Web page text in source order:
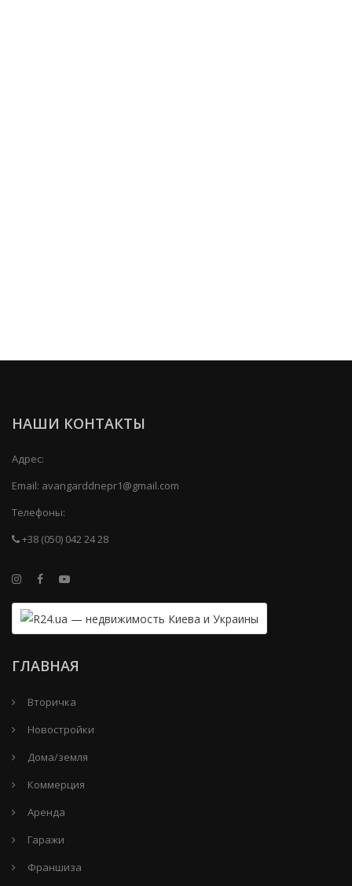
НАШИ КОНТАКТЫ
Адрес:
Email: avangarddnepr1@gmail.com
Телефоны:
+38 (050) 042 24 28
ГЛАВНАЯ
Вторичка
Новостройки
Дома/земля
Коммерция
Аренда
Гаражи
Франшиза